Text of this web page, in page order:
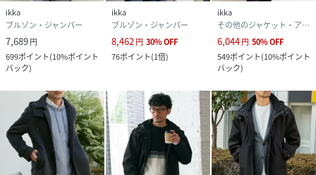
ikka
ブルゾン・ジャンパー
7,689円
699ポイント(10%ポイント
バック)
ikka
ブルゾン・ジャンパー
8,462 円 30%OFF
76ポイント(1倍)
ikka
その他のジャケット・アウター
6,044円 50%OFF
549ポイント(10%ポイント
バック)